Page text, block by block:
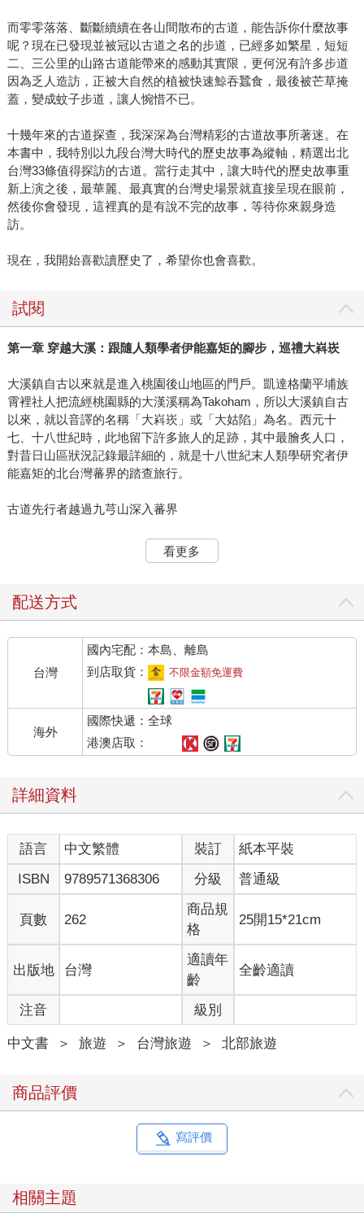
而零零落落、斷斷續續在各山間散布的古道，能告訴你什麼故事
呢？現在已發現並被冠以古道之名的步道，已經多如繁星，短短
二、三公里的山路古道能帶來的感動其實限，更何況有許多步道
因為乏人造訪，正被大自然的植被快速鯨吞蠶食，最後被芒草掩
蓋，變成蚊子步道，讓人惋惜不已。
十幾年來的古道探查，我深深為台灣精彩的古道故事所著迷。在
本書中，我特別以九段台灣大時代的歷史故事為縱軸，精選出北
台灣33條值得探訪的古道。當行走其中，讓大時代的歷史故事重
新上演之後，最華麗、最真實的台灣史場景就直接呈現在眼前，
然後你會發現，這裡真的是有說不完的故事，等待你來親身造
訪。
現在，我開始喜歡讀歷史了，希望你也會喜歡。
試閱
第一章 穿越大溪：跟隨人類學者伊能嘉矩的腳步，巡禮大嵙崁
大溪鎮自古以來就是進入桃園後山地區的門戶。凱達格蘭平埔族
霄裡社人把流經桃園縣的大漢溪稱為Takoham，所以大溪鎮自古
以來，就以音譯的名稱「大嵙崁」或「大姑陷」為名。西元十
七、十八世紀時，此地留下許多旅人的足跡，其中最膾炙人口，
對昔日山區狀況記錄最詳細的，就是十八世紀末人類學研究者伊
能嘉矩的北台灣蕃界的踏查旅行。
古道先行者越過九芎山深入蕃界
出生於日本岩手縣的伊能嘉矩，二十六歲時師事東京帝國大學坪
井正五郎教授，開始對人類學產生濃厚興趣。一八九五年十一
時是日本殖民地的台灣，並在往後的十年歲月裡，致力於台灣的
能嘉矩，因為在台灣山區活動罹患的瘧疾復發，於一九二五年九
月病逝，享年五十九歲。
伊能嘉矩依據三十年來在台灣各地實地調查所收集的材料，先後
完成了《台灣文化志》、《台灣蕃政志》等十數本巨著、七百多
篇論文，以及為數眾多的田野調查筆記。其中，他以日記型式編
寫的《巡台日乘》，成為了解一八九七年大溪附近地理人文的第
一手報導資料。
為了進行調查工作，西元一八九七年六月，伊能嘉矩自桃園大嵙
崁的東門啟程入山，在頭寮休息後，越過今天的「溪州山」（舊
名九芎山），由此進入蕃界，開始了他的大漢溪上游蕃社之旅。
當年伊能嘉矩所越過的九芎山，稜線是由現在的石門水庫延伸而
來。石門水庫位於大漢溪中游，是利用溪州山及石門山間的石門
天然地形，築壩攔蓄大漢溪水而成。石門地名也就是因為此兩山
雙峰對峙，狀如石門而來。
溪州山的山勢向東北延伸，綿延至大溪鎮以東的金面山，再延伸
至五寮尖的稜線，成為桃園縣山地與台地地形區的分界。稜線東
南為山地地形區，高度向東南方漸次升高，而為雪山山脈之一部
分，是原住民泰雅族活動頻繁的區域；西北為較平緩的台地區，
分屬林口台地、桃園台地及湖口台地三部分，其中「桃園台地」
是台灣開發史上，北台灣西部平地住民較早開始深入山區進行屯
隘」、「溪州隘」等設施，自古以來就是桃園地區平地進入山區
的第一道防線，沿著稜線行走，細心點觀察，還可能發現當初隘
時至今日，隘寮已消失在荒煙漫草之中，而昔時翻山越嶺進入內
山地區的山路，逐漸成為愛好登山人士尋幽探險的古道。近年來
看更多
配送方式
台灣
國內宅配：本島、離島
到店取貨：
不限金額免運費
海外
國際快遞：全球
港澳店取：
詳細資料
語言 中文繁體 裝訂
紙本平裝
ISBN
9789571368306 分級 普通級
頁數 262
商品規
格
25開15*21cm
出版地 台灣
適讀年
齡
全齡適讀
注音 級別
中文書 ＞ 旅遊 ＞ 台灣旅遊 ＞ 北部旅遊
商品評價
寫評價
相關主題